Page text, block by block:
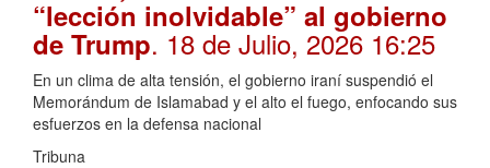
“lección inolvidable” al gobierno
de Trump. 18 de Julio, 2026 16:25
En un clima de alta tensión, el gobierno iraní suspendió el
Memorándum de Islamabad y el alto el fuego, enfocando sus
esfuerzos en la defensa nacional
Tribuna